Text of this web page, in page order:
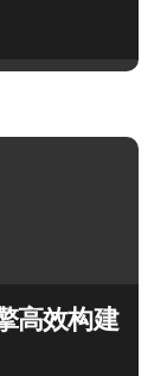
高效构建